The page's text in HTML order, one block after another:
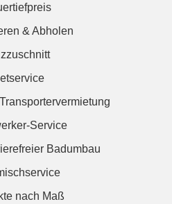
& Abholen
Service
Badumbau
nach Maß